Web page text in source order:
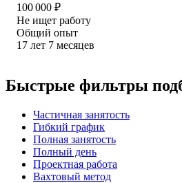
100 000 ₽
Не ищет работу
Общий опыт
17 лет 7 месяцев
Быстрые фильтры
Частичная занятость
Гибкий график
Полная занятость
Полный день
Проектная работа
Вахтовый метод